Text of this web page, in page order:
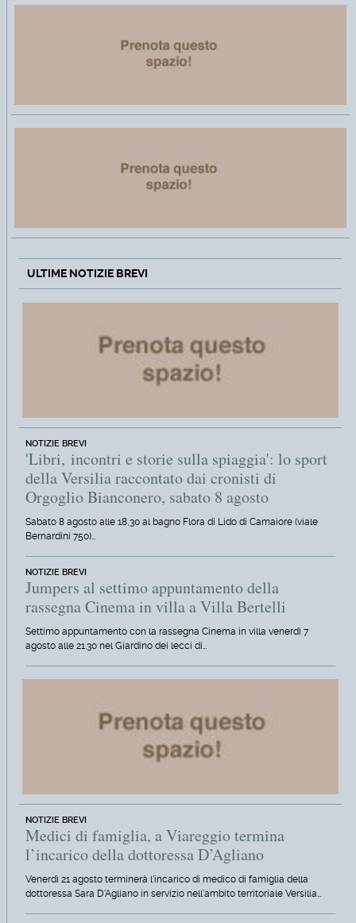
ULTIME NOTIZIE BREVI
NOTIZIE BREVI
'Libri, incontri e storie sulla spiaggia': lo sport
della Versilia raccontato dai cronisti di
Orgoglio Bianconero, sabato 8 agosto
Sabato 8 agosto alle 18,30 al bagno Flora di Lido di Camaiore (viale
Bernardini 750)…
NOTIZIE BREVI
Jumpers al settimo appuntamento della
rassegna Cinema in villa a Villa Bertelli
Settimo appuntamento con la rassegna Cinema in villa venerdì 7
agosto alle 21.30 nel Giardino dei lecci di…
NOTIZIE BREVI
Medici di famiglia, a Viareggio termina
l’incarico della dottoressa D’Agliano
Venerdì 21 agosto terminerà l'incarico di medico di famiglia della
dottoressa Sara D'Agliano in servizio nell'ambito territoriale Versilia…